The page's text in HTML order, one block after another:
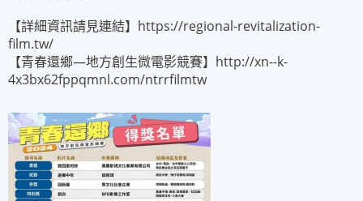
【詳細資訊請見連結】https://regional-revitalization-
film.tw/
【青春還鄉—地方創生微電影競賽】http://xn--k-
4x3bx62fppqmnl.com/ntrrfilmtw